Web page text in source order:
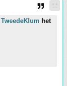
TweedeKlum het